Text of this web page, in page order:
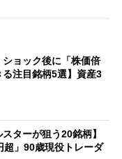
ショック後に「株価倍
注目銘柄5選】資産3
スターが狙う20銘柄】
超」90歳現役トレーダ